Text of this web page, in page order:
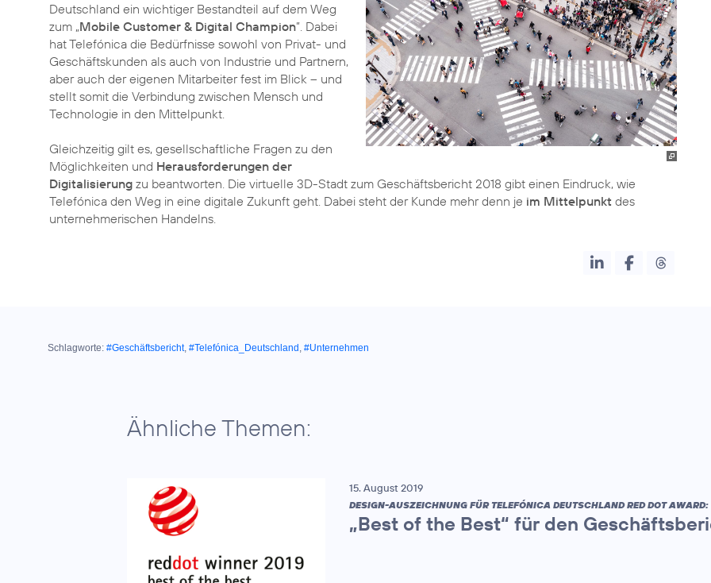
Deutschland ein wichtiger Bestandteil auf dem Weg
zum „Mobile Customer & Digital Champion”. Dabei
hat Telefónica die Bedürfnisse sowohl von Privat- und
Geschäftskunden als auch von Industrie und Partnern,
aber auch der eigenen Mitarbeiter fest im Blick – und
stellt somit die Verbindung zwischen Mensch und
Technologie in den Mittelpunkt.
Gleichzeitig gilt es, gesellschaftliche Fragen zu den
Möglichkeiten und Herausforderungen der
Digitalisierung zu beantworten. Die virtuelle 3D-Stadt zum Geschäftsbericht 2018 gibt einen Eindruck, wie
Telefónica den Weg in eine digitale Zukunft geht. Dabei steht der Kunde mehr denn je im Mittelpunkt des
unternehmerischen Handelns.
Schlagworte: #Geschäftsbericht, #Telefónica_Deutschland , #Unternehmen
Ähnliche Themen:
15. August 2019
DESIGN-AUSZEICHNUNG FÜR TELEFÓNICA DEUTSCHLAND RED DOT AWARD:
„Best of the Best“ für den